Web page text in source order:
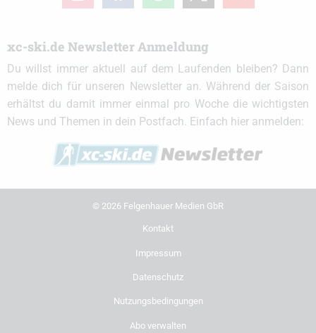
xc-ski.de Newsletter Anmeldung
Du willst immer aktuell auf dem Laufenden bleiben? Dann
melde dich für unseren Newsletter an. Während der Saison
erhältst du damit immer einmal pro Woche die wichtigsten
News und Themen in dein Postfach. Einfach hier anmelden:
© 2026 Felgenhauer Medien GbR
Kontakt
Impressum
Datenschutz
Nutzungsbedingungen
Abo verwalten